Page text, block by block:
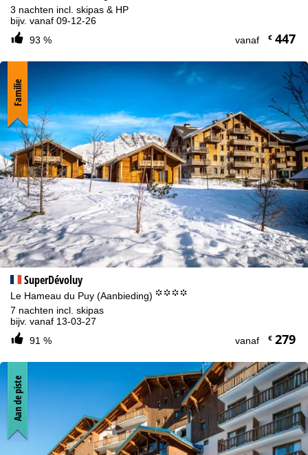
3 nachten incl. skipas & HP
bijv. vanaf 09-12-26
93 %
vanaf €447
SuperDévoluy
Le Hameau du Puy (Aanbieding) °°°°
7 nachten incl. skipas
bijv. vanaf 13-03-27
91 %
vanaf €279
Familie
Aan de piste